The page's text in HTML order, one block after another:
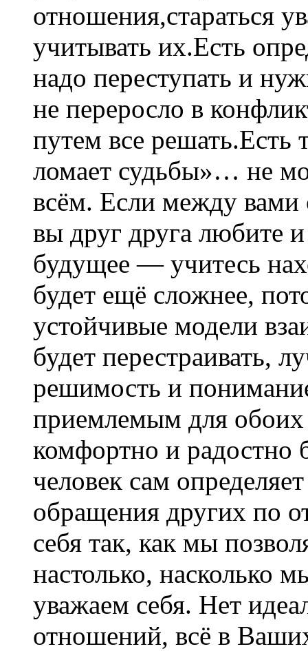
отношения,стараться
учитывать их.Есть
надо переступать и
не переросло в
путем все решать.Есть
ломает судьбы»… не
всём. Если между вами
вы друг друга любите
будущее — учитесь
будет ещё сложнее,
устойчивые модели
будет перестраивать,
решимость и
приемлемым для обоих
комфортно и
человек сам
обращения других по
себя так, как мы
настолько, насколько
уважаем себя. Нет
отношений, всё в